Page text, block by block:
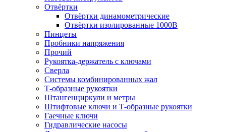
Отвёртки
Отвёртки динамометрические
Отвёртки изолированные 1000В
Пинцеты
Пробники напряжения
Прочий
Рукоятка-держатель с ключами
Сверла
Системы комбинированных жал
Т-образные рукоятки
Штангенциркули и метры
Штифтовые ключи и Т-образные рукоятки
Гаечные ключи
Гидравлические насосы